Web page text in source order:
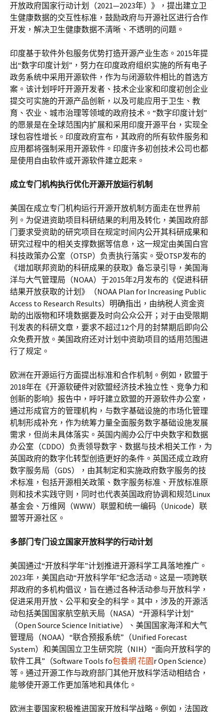
开放政府国家行动计划（2021—2023年）》，提出建立卫
生健康数据的交互性标准，鼓励政府与开源社区进行合作
开发，解决卫生健康数据不清晰、不透明的问题。
印度基于软件外包服务优势打造开源产业生态。2015年提
出“数字印度计划”，努力在印度政府组织实施的所有电子
政务系统中采用开源软件，作为与闭源软件相比的首选方
案。该计划呼吁开源开发者、技术企业家和印度初创企业
提交可实施的开源产品创新，以及可能应用于卫生、教
育、农业、城市治理等领域的政府技术。“数字印度计划”
的愿景是在全球范围内扩展和采用印度开源平台，实现全
球包容性增长。印度政府宣布，其政府的所有软件服务和
应用都将强制采用开源软件。印度许多初创技术公司也都
是使用自由软件或开源软件建立起来。
成立专门机构执行优化开源开放运行机制
美国在成立专门机构运行开源开放机制方面走在世界前
列。为促进资助项目科研结果的利用及转化，美国政府部
门要求受资助的研究项目在规定时间内公开其科研成果和
研究过程中的相关支撑数据等信息，这一规定由美国白宫
科技政策办公室（OTSP）负责执行落实。受OTSP发布的
《增加联邦资助的科研成果的获取》备忘录引导，美国海
洋与大气管理局（NOAA）于2015年2月发布的《促进科研
结果开放获取的计划》（NOAA Plan for Increasing Public
Access to Research Results）明确指出，由纳税人资金资
助的出版物和环境数据要及时向公众公开；对于由受限期
刊发表的科研文章，要求不超过12个月的封禁期后即向公
众免费开放。美国政府还对计划中资助项目的适用范围进
行了规定。
欧洲在开源运行方面提出标准和合作机制。例如，欧盟于
2018年在《开源软硬件对欧盟经济技术独立性、竞争力和
创新的影响》报告中，呼吁建立欧盟的开源软件办公室，
通过形成官方的管理机构，与数字基础设施的市场化管理
机制形成补充，作为统筹力量全面服务数字基础设施发展
需求，但尚未具体落实。英国内阁办公厅中央数字和数据
办公室（CDDO）负责领导数字、数据与技术相关工作，为
英国政府的数字化转型创造更好的条件。英国还成立政府
数字服务局（GDS），由其制定和实施政府数字服务的技
术标准，包括开源相关政策、数字服务标准、开放标准原
则和技术实践守则，同时也代表英国政府协调和规范Linux
基金会、万维网（WWW）联盟和统一编码（Unicode）联
盟等开源社区。
多部门专门设立国家开放科学的行动计划
美国通过“开放科学年”计划推进开源科学工具落地推广。
2023年，美国启动“开放科学年”纪念活动。这是一项跨联
邦政府的多机构倡议，旨在通过各种活动参与开放科学，
促进采用开放、公平和安全的科学。其中，涉及的开源活
动包括美国国家航空航天局（NASA）“开源科学计划”
（Open Source Science Initiative）、美国国家海洋和大气
管理局（NOAA）“联合预报系统”（Unified Forecast
System）和美国国立卫生研究院（NIH）“面向开放科学的
软件工具”（Software Tools fo包養網 花園r Open Science）
等。通过开源工作与政府部门其他开放科学活动相结合，
能够使开源工作更加落地和具体化。
欧洲主要国家积极推进国家开放科学战略。例如，法国政